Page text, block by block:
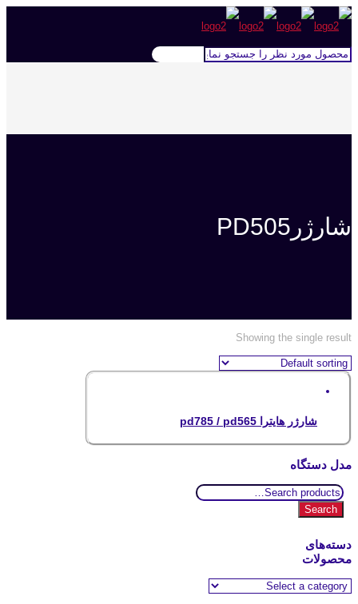
شارژرPD505
Showing the single result
شارژر هایترا pd785 / pd565
مدل دستگاه
Search
for:
Search
دسته‌های
محصولات